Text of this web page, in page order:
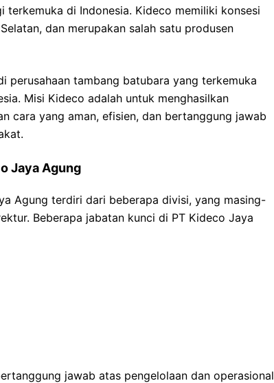
terkemuka di Indonesia. Kideco memiliki konsesi
dan merupakan salah satu produsen
perusahaan tambang batubara yang terkemuka
Misi Kideco adalah untuk menghasilkan
cara yang aman, efisien, dan bertanggung jawab
Jaya Agung
Agung terdiri dari beberapa divisi, yang masing-
Beberapa jabatan kunci di PT Kideco Jaya
jawab atas pengelolaan dan operasional